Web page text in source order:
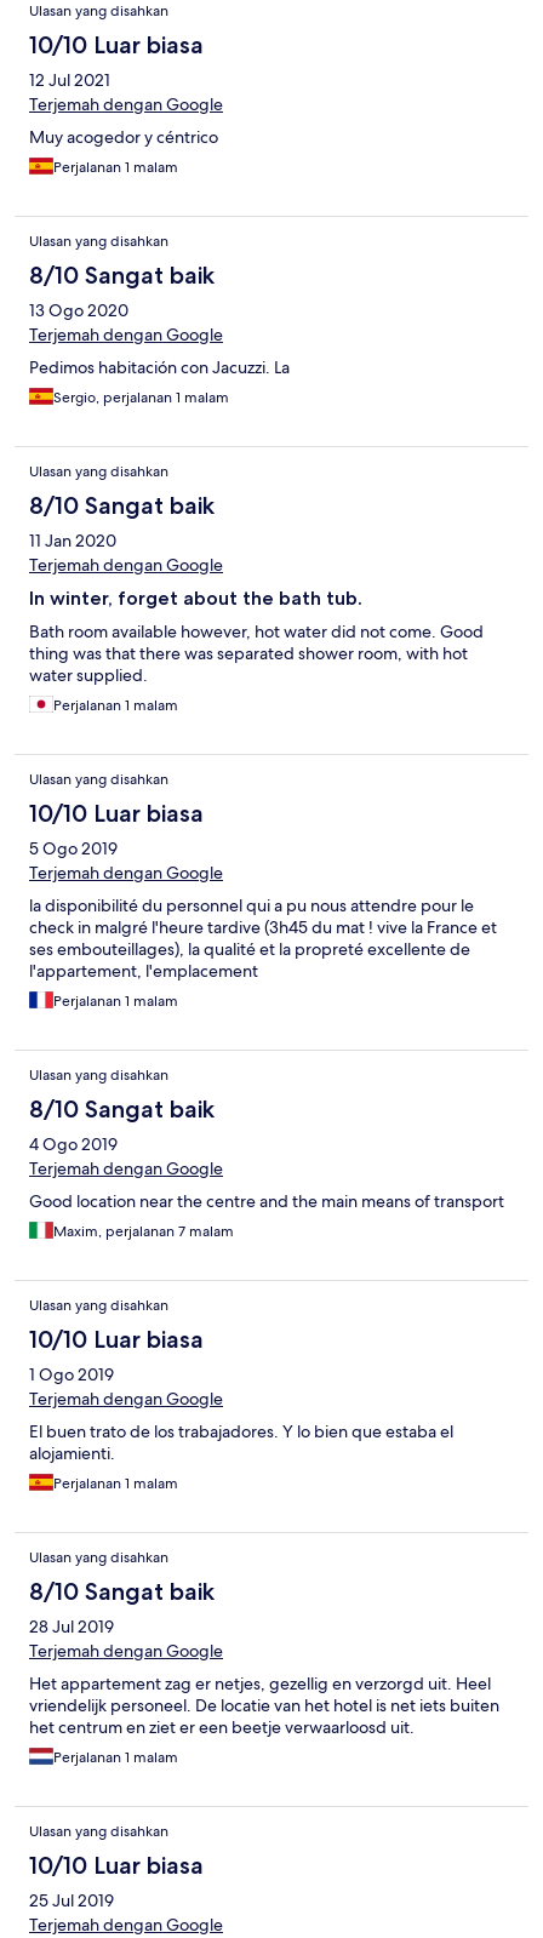
Ulasan yang disahkan
10/10 Luar biasa
12 Jul 2021
Terjemah dengan Google
Muy acogedor y céntrico
Perjalanan 1 malam
Ulasan yang disahkan
8/10 Sangat baik
13 Ogo 2020
Terjemah dengan Google
Pedimos habitación con Jacuzzi. La
Sergio, perjalanan 1 malam
Ulasan yang disahkan
8/10 Sangat baik
11 Jan 2020
Terjemah dengan Google
In winter, forget about the bath tub.
Bath room available however, hot water did not come. Good
thing was that there was separated shower room, with hot
water supplied.
Perjalanan 1 malam
Ulasan yang disahkan
10/10 Luar biasa
5 Ogo 2019
Terjemah dengan Google
la disponibilité du personnel qui a pu nous attendre pour le
check in malgré l'heure tardive (3h45 du mat ! vive la France et
ses embouteillages), la qualité et la propreté excellente de
l'appartement, l'emplacement
Perjalanan 1 malam
Ulasan yang disahkan
8/10 Sangat baik
4 Ogo 2019
Terjemah dengan Google
Good location near the centre and the main means of transport
Maxim, perjalanan 7 malam
Ulasan yang disahkan
10/10 Luar biasa
1 Ogo 2019
Terjemah dengan Google
El buen trato de los trabajadores. Y lo bien que estaba el
alojamienti.
Perjalanan 1 malam
Ulasan yang disahkan
8/10 Sangat baik
28 Jul 2019
Terjemah dengan Google
Het appartement zag er netjes, gezellig en verzorgd uit. Heel
vriendelijk personeel. De locatie van het hotel is net iets buiten
het centrum en ziet er een beetje verwaarloosd uit.
Perjalanan 1 malam
Ulasan yang disahkan
10/10 Luar biasa
25 Jul 2019
Terjemah dengan Google